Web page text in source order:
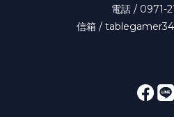
電話 / 0971-
信箱 /